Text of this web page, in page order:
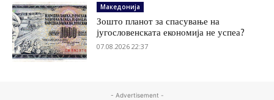
Македонија
Зошто планот за спасување на
југословенската економија не успеа?
07.08.2026 22:37
- Advertisement -